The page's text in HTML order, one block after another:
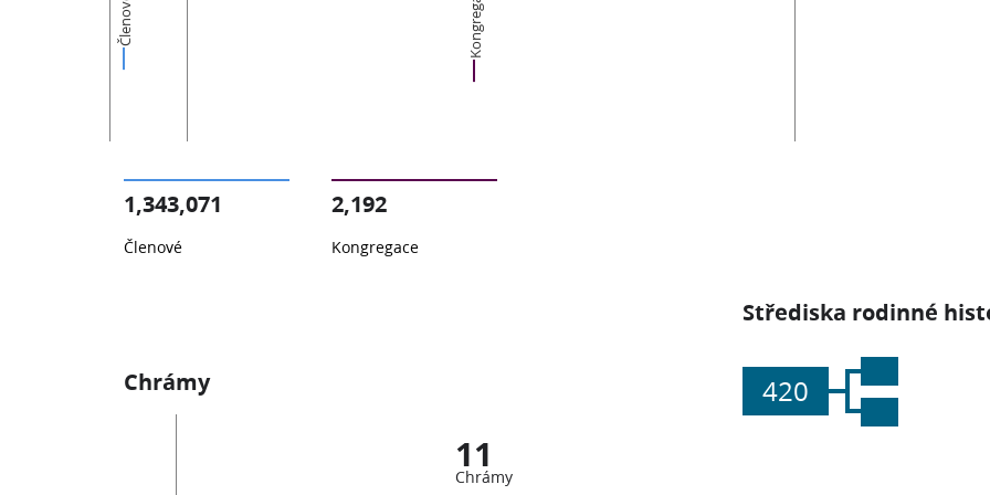
Členové Kongregace
1,343,071
Členové
2,192
Kongregace
Střediska rodinné
420
Chrámy
11
Chrámy